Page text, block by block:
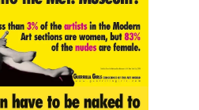
этом ярком фоне
коллекции